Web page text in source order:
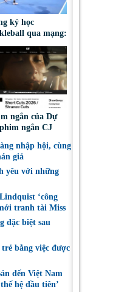
ký học
qua mạng:
cơ bị chiếm
tài sản
ngắn của Dự
ngắn CJ
quốc tế
2026
nhập hội, cùng
giả
yêu với những
‘công
tranh tài Miss
đặc biệt sau
bằng việc được
đến Việt Nam
hệ đầu tiên’